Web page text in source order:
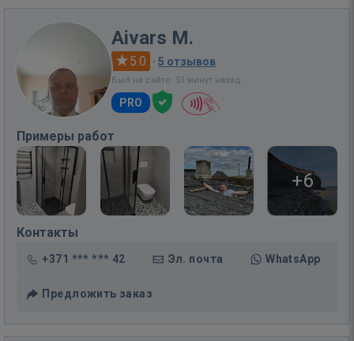
Aivars M.
5.0 · 5 отзывов
Был на сайте: 51 минут назад
PRO
Примеры работ
+6
Контакты
+371 *** *** 42 Эл. почта WhatsApp
Предложить заказ